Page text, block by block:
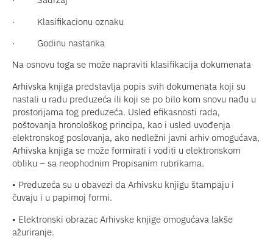
· Klasifikacionu oznaku
· Godinu nastanka
Na osnovu toga se može napraviti klasifikacija dokumenata
Arhivska knjiga predstavlja popis svih dokumenata koji su
nastali u radu preduzeća ili koji se po bilo kom snovu nađu u
prostorijama tog preduzeća. Usled efikasnosti rada,
poštovanja hronološkog principa, kao i usled uvođenja
elektronskog poslovanja, ako nedležni javni arhiv omogućava,
Arhivska knjiga se može formirati i voditi u elektronskom
obliku – sa neophodnim Propisanim rubrikama.
• Preduzeća su u obavezi da Arhivsku knjigu štampaju i
čuvaju i u papirnoj formi.
• Elektronski obrazac Arhivske knjige omogućava lakše
ažuriranje.